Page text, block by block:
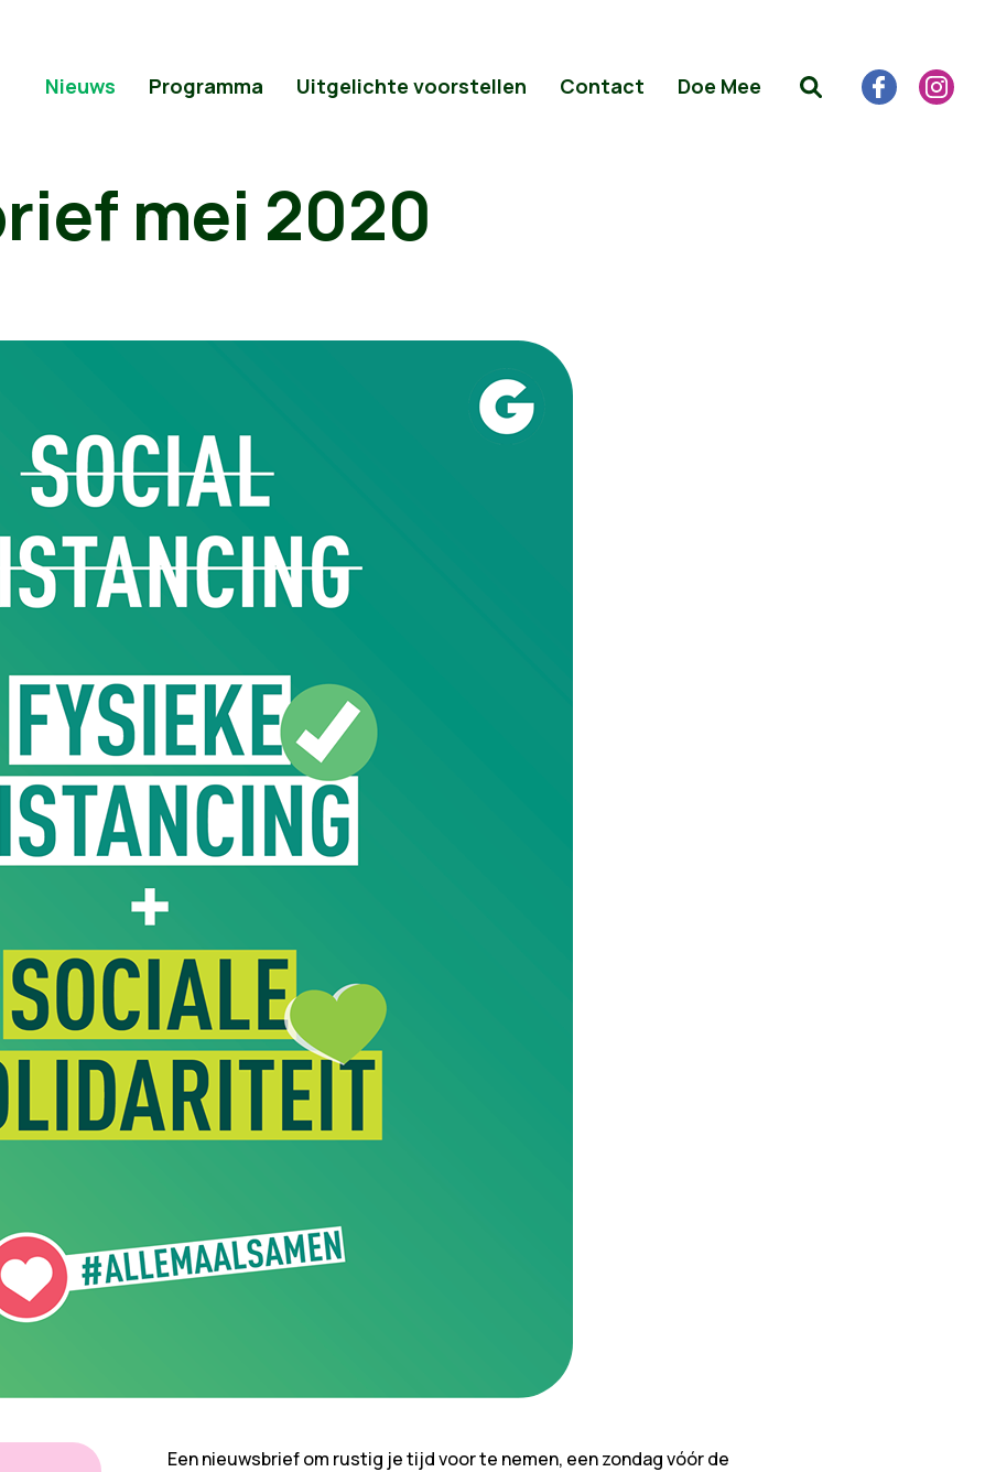
Nieuws Programma Uitgelichte voorstellen Contact Doe Mee
mei 2020
Een nieuwsbrief om rustig je tijd voor te nemen, een zondag vóórde